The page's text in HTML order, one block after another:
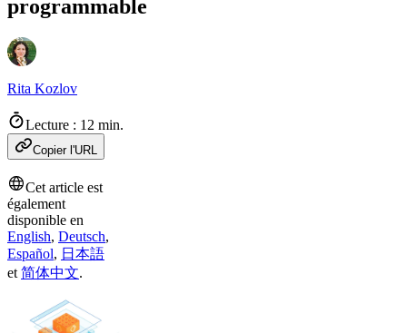
programmable
Rita Kozlov
Lecture : 12 min.
Copier l'URL
Cet article est
également
disponible en
English, Deutsch,
Español, 日本語
et 简体中文.